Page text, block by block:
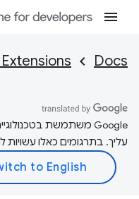
Docs
עליך. בתרגומים כאלו עשויות